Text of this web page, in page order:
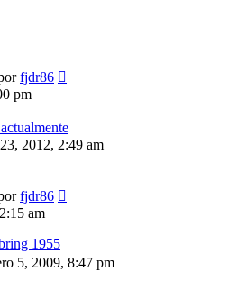
fjdr86
pm
2012, 2:49 am
fjdr86
am
1955
5, 2009, 8:47 pm